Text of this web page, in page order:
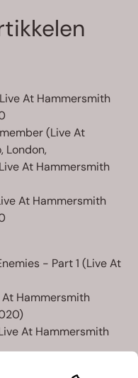
At Hammersmith
(Live At
London,
At Hammersmith
At Hammersmith
- Part 1 (Live At
At Hammersmith
At Hammersmith